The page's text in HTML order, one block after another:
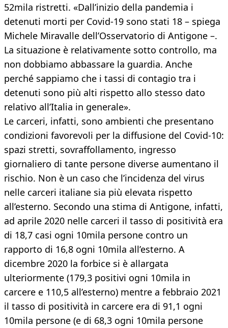
52mila ristretti. «Dall’inizio della pandemia i
detenuti morti per Covid-19 sono stati 18 – spiega
Michele Miravalle dell’Osservatorio di Antigone –.
La situazione è relativamente sotto controllo, ma
non dobbiamo abbassare la guardia. Anche
perché sappiamo che i tassi di contagio tra i
detenuti sono più alti rispetto allo stesso dato
relativo all’Italia in generale».
Le carceri, infatti, sono ambienti che presentano
condizioni favorevoli per la diffusione del Covid-10:
spazi stretti, sovraffollamento, ingresso
giornaliero di tante persone diverse aumentano il
rischio. Non è un caso che l’incidenza del virus
nelle carceri italiane sia più elevata rispetto
all’esterno. Secondo una stima di Antigone, infatti,
ad aprile 2020 nelle carceri il tasso di positività era
di 18,7 casi ogni 10mila persone contro un
rapporto di 16,8 ogni 10mila all’esterno. A
dicembre 2020 la forbice si è allargata
ulteriormente (179,3 positivi ogni 10mila in
carcere e 110,5 all’esterno) mentre a febbraio 2021
il tasso di positività in carcere era di 91,1 ogni
10mila persone (e di 68,3 ogni 10mila persone